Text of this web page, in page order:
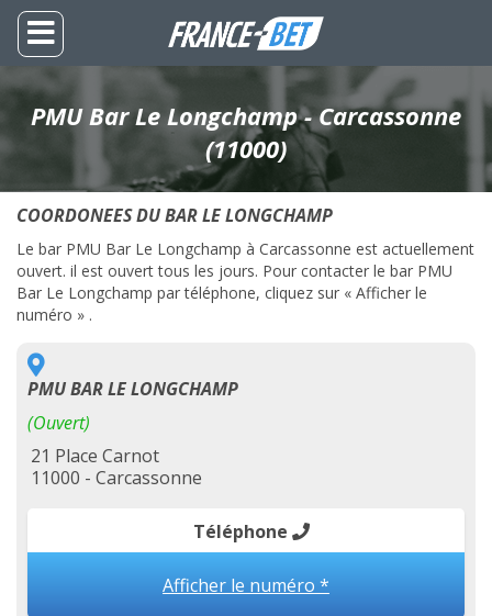
PMU Bar Le Longchamp - Carcassonne
(11000)
COORDONEES DU BAR LE LONGCHAMP
Le bar PMU Bar Le Longchamp à Carcassonne est actuellement
ouvert. il est ouvert tous les jours. Pour contacter le bar PMU
Bar Le Longchamp par téléphone, cliquez sur « Afficher le
numéro » .
PMU BAR LE LONGCHAMP
(Ouvert)
21 Place Carnot
11000 - Carcassonne
Téléphone
Afficher le numéro *